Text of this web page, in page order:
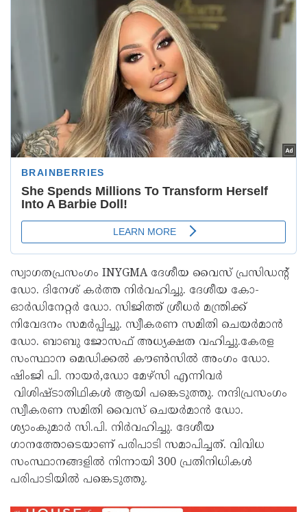
സ്വാഗതപ്രസംഗം INYGMA ദേശീയ വൈസ് പ്രസിഡന്റ്
ഡോ. ദിനേശ് കർത്ത നിർവഹിച്ചു. ദേശീയ കോ-
ഓർഡിനേറ്റർ ഡോ. സിജിത്ത് ശ്രീധർ മന്ത്രിക്ക്
നിവേദനം സമർപ്പിച്ചു. സ്വീകരണ സമിതി ചെയർമാൻ
ഡോ. ബാബു ജോസഫ് അധ്യക്ഷത വഹിച്ചു.കേരള
സംസ്ഥാന മെഡിക്കൽ കൗൺസിൽ അംഗം ഡോ.
ഷിംജി പി. നായർ,ഡോ മേഴ്സി എന്നിവർ
വിശിഷ്ടാതിഥികൾ ആയി പങ്കെടുത്തു. നന്ദിപ്രസംഗം
സ്വീകരണ സമിതി വൈസ് ചെയർമാൻ ഡോ.
ശ്യാംകുമാർ സി.പി. നിർവഹിച്ചു. ദേശീയ
ഗാനത്തോടെയാണ് പരിപാടി സമാപിച്ചത്. വിവിധ
സംസ്ഥാനങ്ങളിൽ നിന്നായി 300 പ്രതിനിധികൾ
പരിപാടിയിൽ പങ്കെടുത്തു.